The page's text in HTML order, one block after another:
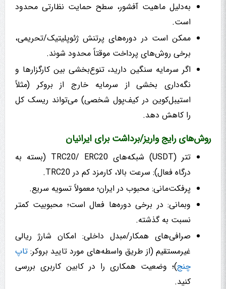
به‌دلیل ماهیت آفشور، سطح حمایت نظارتی محدود
است.
ممکن است در دوره‌های پرتنش ژئوپلیتیک/تحریمی،
برخی روش‌های پرداخت موقتاً محدود شوند.
اگر سرمایه سنگین دارید، تنوع‌بخشی بین کارگزارها و
نگه‌داری بخشی از سرمایه خارج از بروکر (مثلاً
استیبل‌کوین در کیف‌پول شخصی) می‌تواند ریسک کل
را کاهش دهد.
روش‌های رایج واریز/برداشت برای ایرانیان
تتر (USDT) شبکه‌های TRC20/ ERC20 (بسته به
درگاه فعال): سرعت بالا، کارمزد کم در TRC20.
پرفکت‌مانی: محبوب در ایران؛ معمولاً تسویه سریع.
وبمانی: در برخی دوره‌ها فعال است؛ محبوبیت کمتر
نسبت به گذشته.
صرافی‌های همکار/مبدل داخلی: امکان شارژ ریالی
غیرمستقیم (از طریق واسطه‌های مورد تایید بروکر:تاپ
چنج)؛ وضعیت همکاری را در کابین کاربری بررسی
کنید.